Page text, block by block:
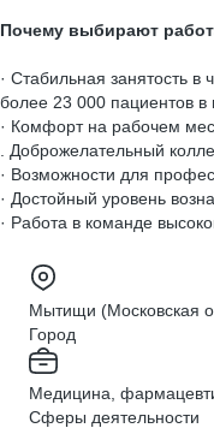
Почему выбирают
· Стабильная занятость в
более 23 000 пациентов в
· Комфорт на рабочем
. Доброжелательный
· Возможности для
· Достойный уровень
· Работа в команде
Мытищи (Московская
Город
Медицина,
Сферы деятельности